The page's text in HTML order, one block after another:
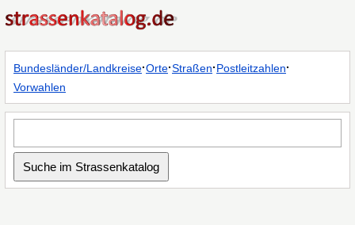
Bundesländer/Landkreise·Orte·Straßen·Postleitzahlen·
Vorwahlen